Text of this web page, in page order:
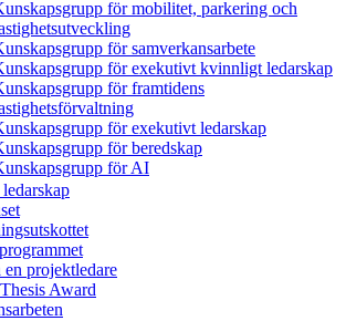
för mobilitet, parkering och
för samverkansarbete
för exekutivt kvinnligt ledarskap
för framtidens
för exekutivt ledarskap
för beredskap
för AI
en projektledare
Award